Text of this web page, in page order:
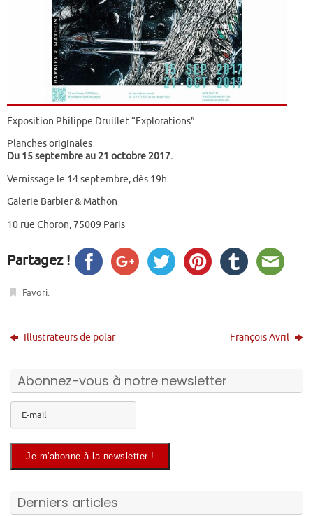
Exposition Philippe Druillet “Explorations”
Planches originales
Du 15 septembre au 21 octobre 2017.
Vernissage le 14 septembre, dès 19h
Galerie Barbier & Mathon
10 rue Choron, 75009 Paris
Partagez !
Favori.
Illustrateurs de polar François Avril
Abonnez-vous à notre newsletter
Derniers articles